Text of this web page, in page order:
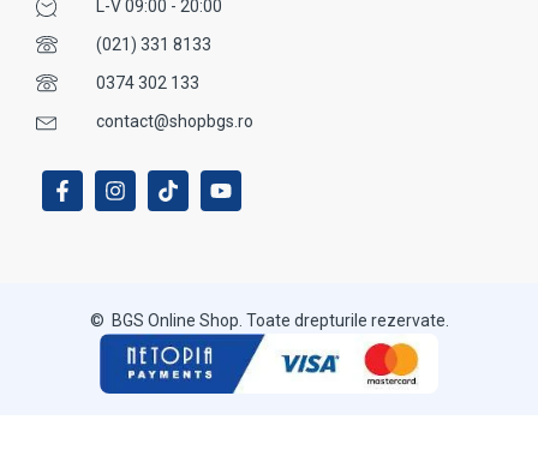
L-V 09:00 - 20:00
(021) 331 8133
0374 302 133
contact@shopbgs.ro
© BGS Online Shop. Toate drepturile rezervate.